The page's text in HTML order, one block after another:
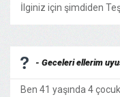
İlginiz için şimdiden
- Geceleri ellerim
Ben 41 yaşında 4